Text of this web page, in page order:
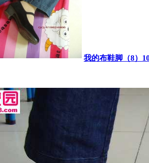
我的布鞋脚（8）